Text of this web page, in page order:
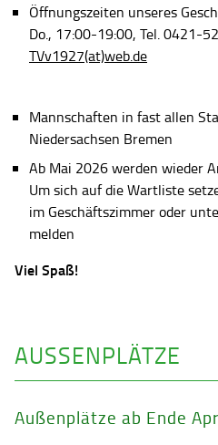
Öffnungszeiten unseres
Do., 17:00-19:00, Tel. 0421-
TVv1927(at)web.de
Mannschaften in fast allen
Niedersachsen Bremen
Ab Mai 2026 werden wieder
Um sich auf die Wartliste
im Geschäftszimmer oder
melden
Viel Spaß!
AUSSENPLÄTZE
Außenplätze ab Ende